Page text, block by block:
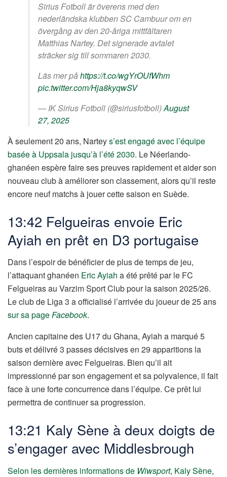
Sirius Fotboll är överens med den
nederländska klubben SC Cambuur om en
övergång av den 20-åriga mittfältaren
Matthias Nartey. Det signerade avtalet
sträcker sig till sommaren 2030.
Läs mer påhttps://t.co/wgYrOUfWhm
pic.twitter.com/Hja8kyqwSV
— IK Sirius Fotboll (@siriusfotboll)August
27, 2025
À seulement 20 ans, Narteys’est engagé avec l’équipe
basée à Uppsala jusqu’à l’été 2030. Le Néerlando-
ghanéen espère faire ses preuves rapidement et aider son
nouveau club à améliorer son classement, alors qu’il reste
encore neuf matchs à jouer cette saison en Suède.
13:42 Felgueiras envoie Eric
Ayiah en prêt en D3 portugaise
Dans l’espoir de bénéficier de plus de temps de jeu,
l’attaquant ghanéen Eric Ayiah a été prêté par le FC
Felgueiras au Varzim Sport Club pour la saison 2025/26.
Le club de Liga 3 a officialisé l’arrivée du joueur de 25 ans
sur sa pageFacebook.
Ancien capitaine des U17 du Ghana, Ayiah a marqué 5
buts et délivré 3 passes décisives en 29 apparitions la
saison dernière avec Felgueiras. Bien qu’il ait
impressionné par son engagement et sa polyvalence, il fait
face à une forte concurrence dans l’équipe. Ce prêt lui
permettra de continuer sa progression.
13:21 Kaly Sène à deux doigts de
s’engager avec Middlesbrough
Selon les dernières informations de Wiwsport, Kaly Sène,